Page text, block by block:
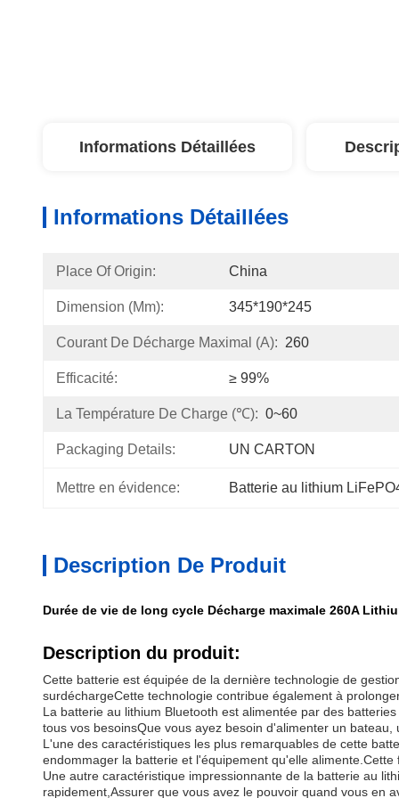
Informations Détaillées
Informations Détaillées
Place Of Origin: China
Dimension (mm): 345*190*245
Courant De Décharge Maximal (A): 260
Efficacité: ≥ 99%
La Température De Charge (℃): 0~60
Packaging Details: UN CARTON
Mettre en évidence: Batterie au lithium
Description De Produit
Durée de vie de long cycle Décharge maximale 260A
Description du produit:
Cette batterie est équipée de la dernière technologie de
surdéchargeCette technologie contribue également à
La batterie au lithium Bluetooth est alimentée par des
tous vos besoinsQue vous ayez besoin d'alimenter un
L'une des caractéristiques les plus remarquables de cette
endommager la batterie et l'équipement qu'elle
Une autre caractéristique impressionnante de la batterie au
rapidement,Assurer que vous avez le pouvoir quand vous en